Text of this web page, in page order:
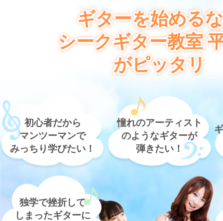
ギターを始める
シークギター教室
がピッタリ
初心者だから
マンツーマンで
みっちり学びたい！
憧れのアーティスト
のようなギターが
弾きたい！
独学で挫折して
しまったギターに